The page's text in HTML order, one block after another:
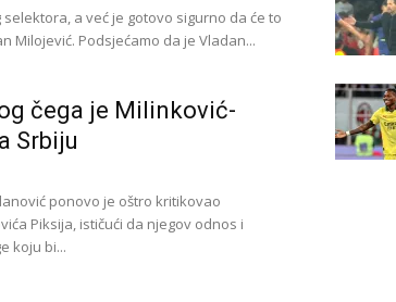
a već je gotovo sigurno da će to
Milojević. Podsjećamo da je Vladan...
čega je Milinković-
Srbiju
ponovo je oštro kritikovao
Piksija, ističući da njegov odnos i
koju bi...